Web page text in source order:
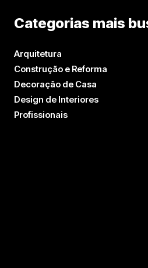
Categorias mais
Arquitetura
Construção e Reforma
Decoração de Casa
Design de Interiores
Profissionais